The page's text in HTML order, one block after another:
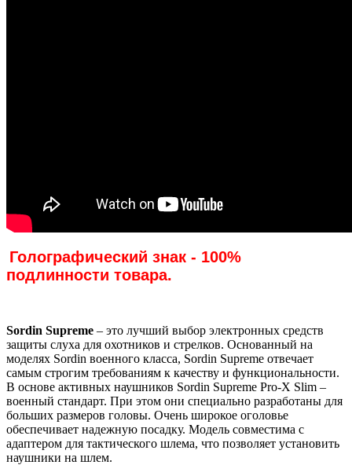
Голографический знак - 100%
подлинности товара.
Sordin Supreme – это лучший выбор электронных средств
защиты слуха для охотников и стрелков. Основанный на
моделях Sordin военного класса, Sordin Supreme отвечает
самым строгим требованиям к качеству и функциональности.
В основе активных наушников Sordin Supreme Pro-X Slim –
военный стандарт. При этом они специально разработаны для
больших размеров головы. Очень широкое оголовье
обеспечивает надежную посадку. Модель совместима с
адаптером для тактического шлема, что позволяет установить
наушники на шлем.